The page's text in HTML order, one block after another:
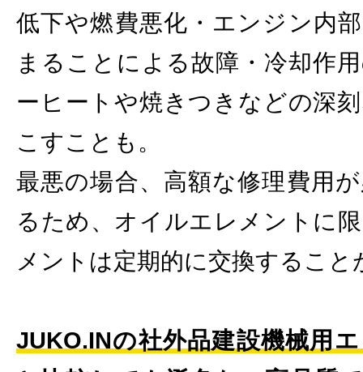
低下や燃費悪化・エンジン内
まることによる故障・冷却作
ーヒートや焼きつきなどの深
こすことも。
最悪の場合、高額な修理費用
るため、オイルエレメントに
メントは定期的に交換すること
JUKO.INの社外品建設機械用